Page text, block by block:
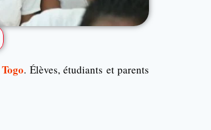
Togo. Élèves, étudiants et parents